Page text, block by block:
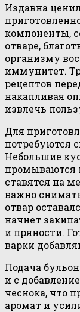
Издавна
компоненты,
отваре,
организму
иммунитет.
рецептов
накапливая
извлечь
Для
потребуются
Небольшие
промываются
ставятся на
важно
отвар
начнет
и пряности.
варки
Подача
и с
чеснока, что
аромат и